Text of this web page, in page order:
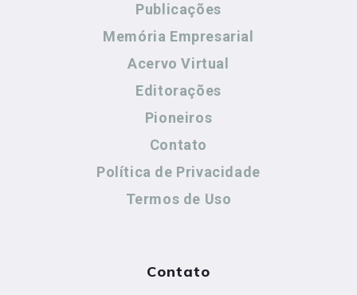
Publicações
Memória Empresarial
Acervo Virtual
Editorações
Pioneiros
Contato
Política de Privacidade
Termos de Uso
Contato